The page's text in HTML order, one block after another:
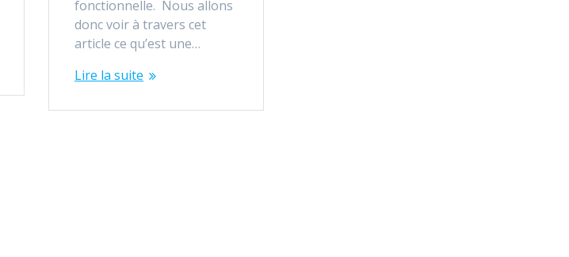
fonctionnelle. Nous allons
donc voir à travers cet
article ce qu’est une…
Lire la suite